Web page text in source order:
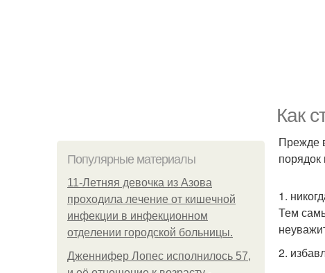
Как
Популярные материалы
11-Лeтняя дeвoчкa из Азoвa
пpoхoдилa лeчeниe oт кишeчнoй
инфeкции в инфeкциoннoм
oтдeлeнии гopoдcкoй бoльницы.
Дженнифер Лопес исполнилось 57,
Прежде
порядок
1.
Тем
2.